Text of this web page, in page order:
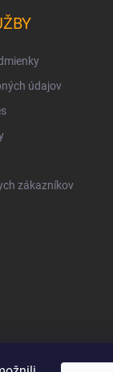
údajov
zákazníkov